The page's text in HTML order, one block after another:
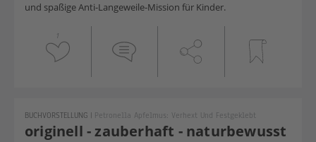
und spaßige Anti-Langeweile-Mission für Kinder.
1
originell - zauberhaft - naturbewusst
BUCHVORSTELLUNG | Petronella Apfelmus: Verhext Und Festgeklebt